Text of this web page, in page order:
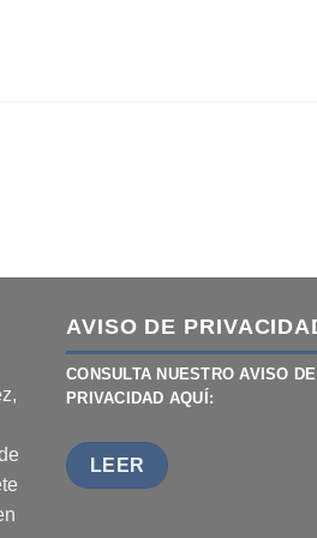
AVISO DE
CONSULTA NUESTRO AVISO DE
PRIVACIDAD AQUÍ:
LEER